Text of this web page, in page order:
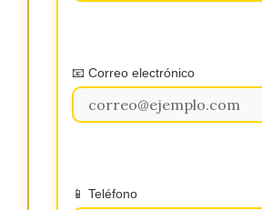
📧 Correo electrónico
📱 Teléfono